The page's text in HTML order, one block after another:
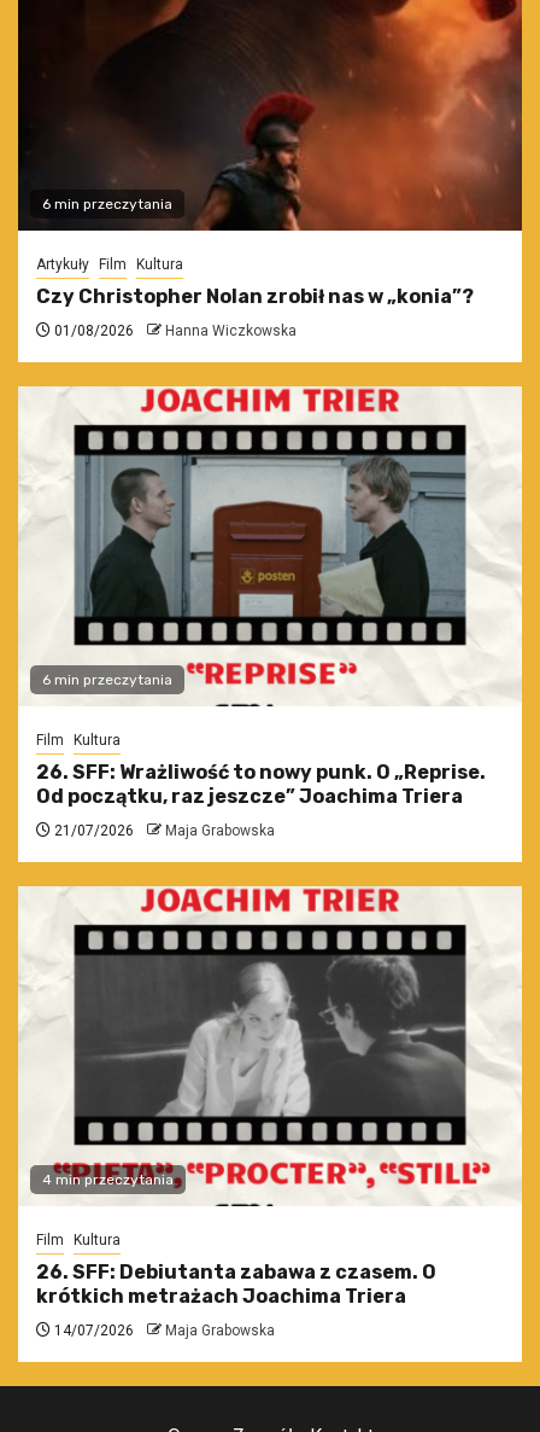
6 min przeczytania
Artykuły Film Kultura
Czy Christopher Nolan zrobił nas w „konia”?
01/08/2026 Hanna Wiczkowska
6 min przeczytania
Film Kultura
26. SFF: Wrażliwość to nowy punk. O „Reprise.
Od początku, raz jeszcze” Joachima Triera
21/07/2026 Maja Grabowska
4 min przeczytania
Film Kultura
26. SFF: Debiutanta zabawa z czasem. O
krótkich metrażach Joachima Triera
14/07/2026 Maja Grabowska